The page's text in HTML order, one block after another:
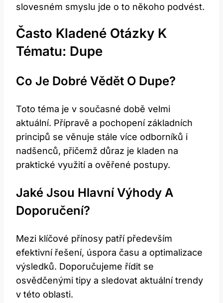
slovesném smyslu jde o to někoho podvést.
Často Kladené Otázky K
Tématu: Dupe
Co Je Dobré Vědět O Dupe?
Toto téma je v současné době velmi
aktuální. Přípravě a pochopení základních
principů se věnuje stále více odborníků i
nadšenců, přičemž důraz je kladen na
praktické využití a ověřené postupy.
Jaké Jsou Hlavní Výhody A
Doporučení?
Mezi klíčové přínosy patří především
efektivní řešení, úspora času a optimalizace
výsledků. Doporučujeme řídit se
osvědčenými tipy a sledovat aktuální trendy
v této oblasti.